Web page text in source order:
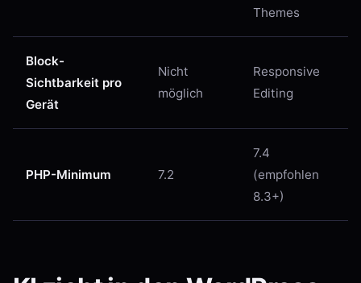
Themes
Block-
Sichtbarkeit pro
Gerät
Nicht
möglich
Responsive
Editing
PHP-Minimum 7.2
7.4
(empfohlen
8.3+)